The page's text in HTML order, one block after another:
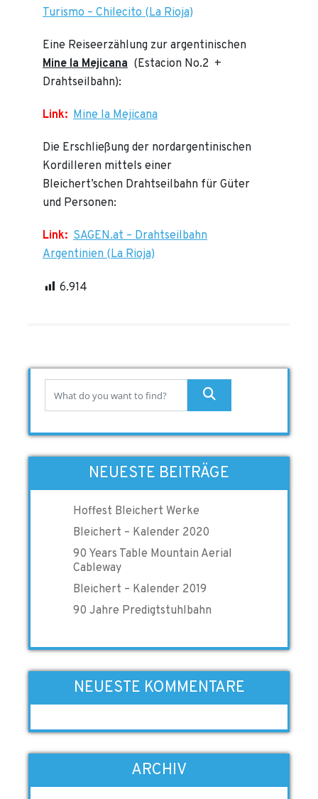
Turismo – Chilecito (La Rioja)
Eine Reiseerzählung zur argentinischen
Mine la Mejicana (Estacion No.2 +
Drahtseilbahn):
Link: Mine la Mejicana
Die Erschließung der nordargentinischen
Kordilleren mittels einer
Bleichert’schen Drahtseilbahn für Güter
und Personen:
Link: SAGEN.at – Drahtseilbahn
Argentinien (La Rioja)
6.914
NEUESTE BEITRÄGE
Hoffest Bleichert Werke
Bleichert – Kalender 2020
90 Years Table Mountain Aerial
Cableway
Bleichert – Kalender 2019
90 Jahre Predigtstuhlbahn
NEUESTE KOMMENTARE
ARCHIV